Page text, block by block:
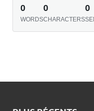
0
WORDS
0
CHARACTERS
0